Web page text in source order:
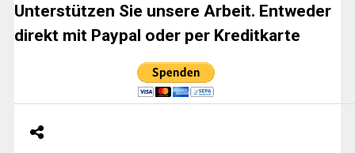
Unterstützen Sie unsere Arbeit. Entweder
direkt mit Paypal oder per Kreditkarte